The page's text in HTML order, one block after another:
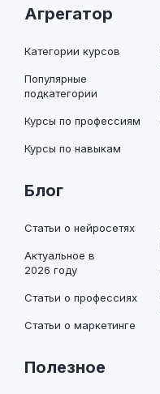
Агрегатор
Категории курсов
Популярные
подкатегории
Курсы по профессиям
Курсы по навыкам
Блог
Статьи о нейросетях
Актуальное в
2026 году
Статьи о профессиях
Статьи о маркетинге
Полезное